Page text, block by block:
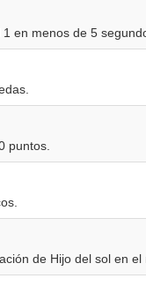
en menos de 5
puntos.
de Hijo del sol en el